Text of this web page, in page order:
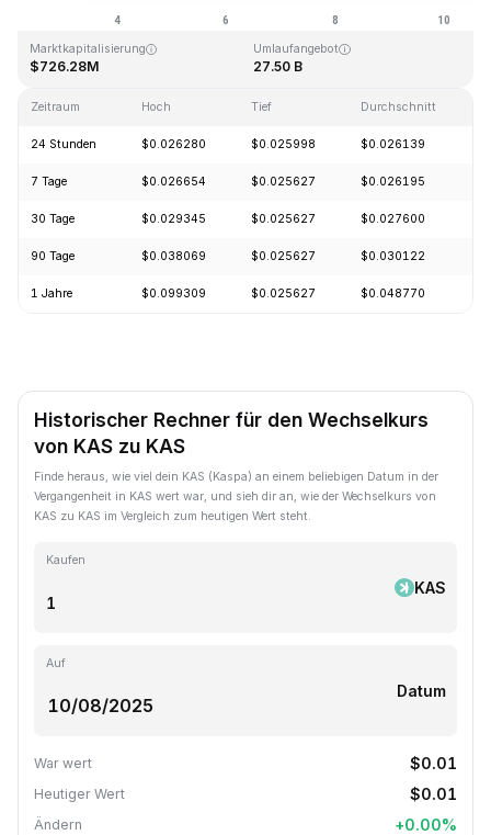
Marktkapitalisierung
$726.28M
Umlaufangebot
27.50 B
Zeitraum Hoch Tief Durchschnitt
24 Stunden $0.026280 $0.025998 $0.026139
7 Tage $0.026654 $0.025627 $0.026195
30 Tage $0.029345 $0.025627 $0.027600
90 Tage $0.038069 $0.025627 $0.030122
1 Jahre $0.099309 $0.025627 $0.048770
Historischer Rechner für den Wechselkurs
von KAS zu KAS
Finde heraus, wie viel dein KAS (Kaspa) an einem beliebigen Datum in der
Vergangenheit in KAS wert war, und sieh dir an, wie der Wechselkurs von
KAS zu KAS im Vergleich zum heutigen Wert steht.
Kaufen
KAS
Auf
Datum
War wert $0.01
Heutiger Wert $0.01
Ändern +0.00%